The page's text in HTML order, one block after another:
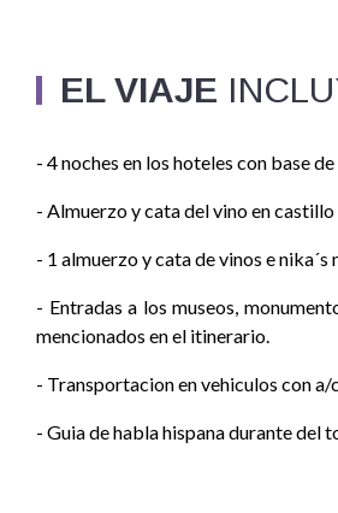
EL VIAJE
- 4 noches en los hoteles con base
- Almuerzo y cata del vino en
- 1 almuerzo y cata de vinos e nika´s
- Entradas a los museos,
mencionados en el itinerario.
- Transportacion en vehiculos con a/
- Guia de habla hispana durante del